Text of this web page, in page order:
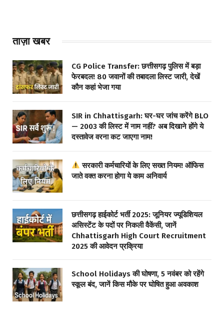
ताज़ा खबर
CG Police Transfer: छत्तीसगढ़ पुलिस में बड़ा
फेरबदल! 80 जवानों की तबादला लिस्ट जारी, देखें
कौन कहां भेजा गया
SIR in Chhattisgarh: घर-घर जांच करेंगे BLO
— 2003 की लिस्ट में नाम नहीं? अब दिखाने होंगे ये
दस्तावेज वरना कट जाएगा नाम!
सरकारी कर्मचारियों के लिए सख्त नियम! ऑफिस
जाते वक्त करना होगा ये काम अनिवार्य
छत्तीसगढ़ हाईकोर्ट भर्ती 2025: जूनियर ज्यूडिशियल
असिस्टेंट के पदों पर निकली वैकेंसी, जानें
Chhattisgarh High Court Recruitment
2025 की आवेदन प्रक्रिया
School Holidays की घोषणा, 5 नवंबर को रहेंगे
स्कूल बंद, जानें किस मौके पर घोषित हुआ अवकाश